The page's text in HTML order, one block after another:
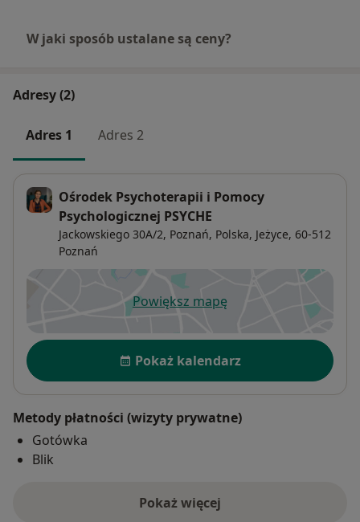
W jaki sposób ustalane są ceny?
Adresy (2)
Adres 1 Adres 2
Ośrodek Psychoterapii i Pomocy
Psychologicznej PSYCHE
Jackowskiego 30A/2, Poznań, Polska, Jeżyce, 60-512
Poznań
Powiększ mapęotwiera się w nowej karcie
Dostępność
Pokaż kalendarz
Metody płatności (wizyty prywatne)
Gotówka
Blik
Pokaż więcej
o adresie